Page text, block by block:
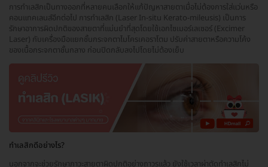
การทำเลสิกเป็นทางออกที่หลายคนเลือกให้แก้ปัญหาสายตาเมื่อไม่ต้องการใส่แว่นหรือ
คอนแทคเลนส์อีกต่อไป การทำเลสิก (Laser In-situ Kerato-mileusis) เป็นการ
รักษาอาการผิดปกติของสายตาที่แม่นยำที่สุดโดยใช้เอกไซเมอร์เลเซอร์ (Excimer
Laser) กับเครื่องมือแยกชั้นกระจกตาไมโครเคอราโตม ปรับค่าสายตาหรือความโค้ง
ของเนื้อกระจกตาชั้นกลาง ก่อนปิดกลับลงไปโดยไม่ต้องเย็บ
ทำเลสิกดีอย่างไร?
นอกจากจะช่วยรักษาภาวะสายตาผิดปกติอย่างถาวรแล้ว ยังใช้เวลาผ่าตัดทำเลสิกไม่